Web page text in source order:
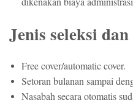
Jenis seleksi
Free cover/automatic cover.
Setoran bulanan sampai
Nasabah secara otomatis